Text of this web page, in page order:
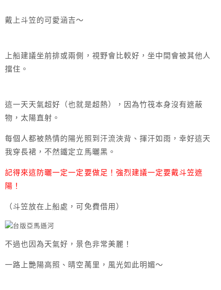
戴上斗笠的可愛涵吉～
上船建議坐前排或兩側，視野會比較好，坐中間會被其他人
擋住。
這一天天氣超好（也就是超熱），因為竹筏本身沒有遮蔽
物，太陽直射。
每個人都被熱情的陽光照到汗流浹背、揮汗如雨，幸好這天
我穿長裙，不然鐵定立馬曬黑。
記得來這防曬一定一定要做足！強烈建議一定要戴斗笠遮
陽！
（斗笠放在上船處，可免費借用）
不過也因為天氣好，景色非常美麗！
一路上艷陽高照、晴空萬里，風光如此明媚～